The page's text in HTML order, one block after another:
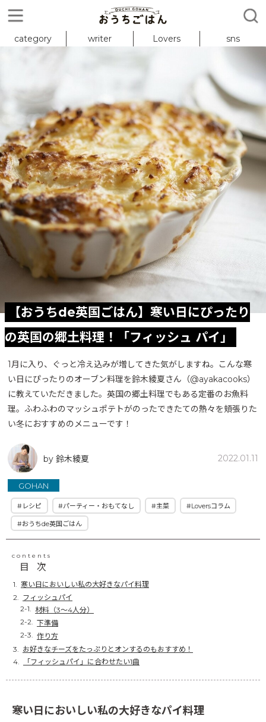
category writer Lovers sns
【おうちde英国ごはん】寒い日にぴったり
の英国の郷土料理！「フィッシュ パイ」
1月に入り、ぐっと冷え込みが増してきた気がしますね。こんな寒
い日にぴったりのオーブン料理を鈴木綾夏さん（@ayakacooks）
に教えていただきました。英国の郷土料理でもある定番のお魚料
理。ふわふわのマッシュポテトがのったできたての熱々を頬張りた
い冬におすすめのメニューです！
by 鈴木綾夏 2022.01.11
GOHAN
#レシピ #パーティー・おもてなし #主菜 #Loversコラム
#おうちde英国ごはん
contents
目次
寒い日においしい私の大好きなパイ料理
フィッシュパイ
材料（3～4人分）
下準備
作り方
お好きなチーズをたっぷりとオンするのもおすすめ！
「フィッシュパイ」に合わせたい1曲
寒い日においしい私の大好きなパイ料理